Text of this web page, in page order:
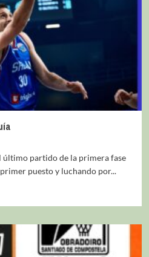
último partido de la primera fase
puesto y luchando por...